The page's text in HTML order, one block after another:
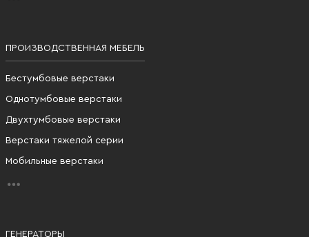
ПРОИЗВОДСТВЕННАЯ МЕБЕЛЬ
Бестумбовые верстаки
Однотумбовые верстаки
Двухтумбовые верстаки
Верстаки тяжелой серии
Мобильные верстаки
ГЕНЕРАТОРЫ